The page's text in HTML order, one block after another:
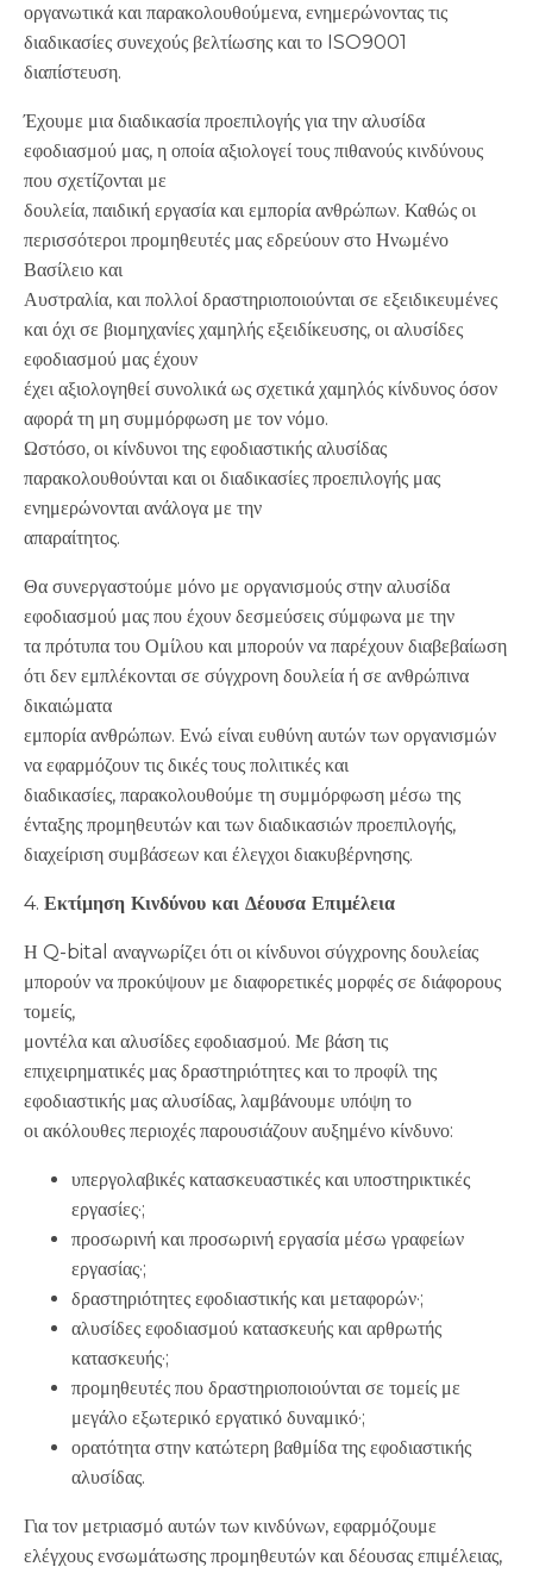
οργανωτικά και παρακολουθούμενα, ενημερώνοντας τις
διαδικασίες συνεχούς βελτίωσης και το ISO9001
διαπίστευση.
Έχουμε μια διαδικασία προεπιλογής για την αλυσίδα
εφοδιασμού μας, η οποία αξιολογεί τους πιθανούς κινδύνους
που σχετίζονται με
δουλεία, παιδική εργασία και εμπορία ανθρώπων. Καθώς οι
περισσότεροι προμηθευτές μας εδρεύουν στο Ηνωμένο
Βασίλειο και
Αυστραλία, και πολλοί δραστηριοποιούνται σε εξειδικευμένες
και όχι σε βιομηχανίες χαμηλής εξειδίκευσης, οι αλυσίδες
εφοδιασμού μας έχουν
έχει αξιολογηθεί συνολικά ως σχετικά χαμηλός κίνδυνος όσον
αφορά τη μη συμμόρφωση με τον νόμο.
Ωστόσο, οι κίνδυνοι της εφοδιαστικής αλυσίδας
παρακολουθούνται και οι διαδικασίες προεπιλογής μας
ενημερώνονται ανάλογα με την
απαραίτητος.
Θα συνεργαστούμε μόνο με οργανισμούς στην αλυσίδα
εφοδιασμού μας που έχουν δεσμεύσεις σύμφωνα με την
τα πρότυπα του Ομίλου και μπορούν να παρέχουν διαβεβαίωση
ότι δεν εμπλέκονται σε σύγχρονη δουλεία ή σε ανθρώπινα
δικαιώματα
εμπορία ανθρώπων. Ενώ είναι ευθύνη αυτών των οργανισμών
να εφαρμόζουν τις δικές τους πολιτικές και
διαδικασίες, παρακολουθούμε τη συμμόρφωση μέσω της
ένταξης προμηθευτών και των διαδικασιών προεπιλογής,
διαχείριση συμβάσεων και έλεγχοι διακυβέρνησης.
4. Εκτίμηση Κινδύνου και Δέουσα Επιμέλεια
Η Q-bital αναγνωρίζει ότι οι κίνδυνοι σύγχρονης δουλείας
μπορούν να προκύψουν με διαφορετικές μορφές σε διάφορους
τομείς,
μοντέλα και αλυσίδες εφοδιασμού. Με βάση τις
επιχειρηματικές μας δραστηριότητες και το προφίλ της
εφοδιαστικής μας αλυσίδας, λαμβάνουμε υπόψη το
οι ακόλουθες περιοχές παρουσιάζουν αυξημένο κίνδυνο:
υπεργολαβικές κατασκευαστικές και υποστηρικτικές
εργασίες·;
προσωρινή και προσωρινή εργασία μέσω γραφείων
εργασίας·;
δραστηριότητες εφοδιαστικής και μεταφορών·;
αλυσίδες εφοδιασμού κατασκευής και αρθρωτής
κατασκευής·;
προμηθευτές που δραστηριοποιούνται σε τομείς με
μεγάλο εξωτερικό εργατικό δυναμικό·;
ορατότητα στην κατώτερη βαθμίδα της εφοδιαστικής
αλυσίδας.
Για τον μετριασμό αυτών των κινδύνων, εφαρμόζουμε
ελέγχους ενσωμάτωσης προμηθευτών και δέουσας επιμέλειας,